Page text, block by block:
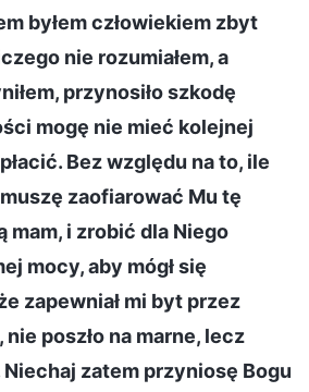
byłem człowiekiem zbyt
nie rozumiałem, a
przynosiło szkodę
mogę nie mieć kolejnej
Bez względu na to, ile
zaofiarować Mu tę
mam, i zrobić dla Niego
mocy, aby mógł się
zapewniał mi byt przez
poszło na marne, lecz
zatem przyniosę Bogu